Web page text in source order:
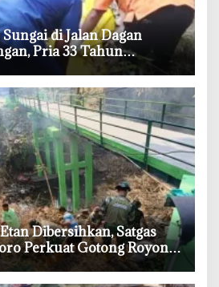
di Jalan Dagan
Pria 33 Tahun
Dibersihkan, Satgas
Perkuat Gotong Royong